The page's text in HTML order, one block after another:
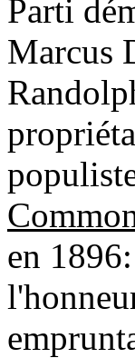
Parti
Marcus
en